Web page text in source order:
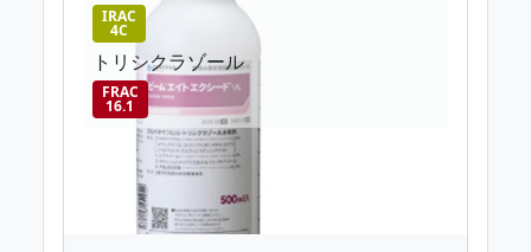
IRAC
4C
トリシクラゾール
FRAC
16.1